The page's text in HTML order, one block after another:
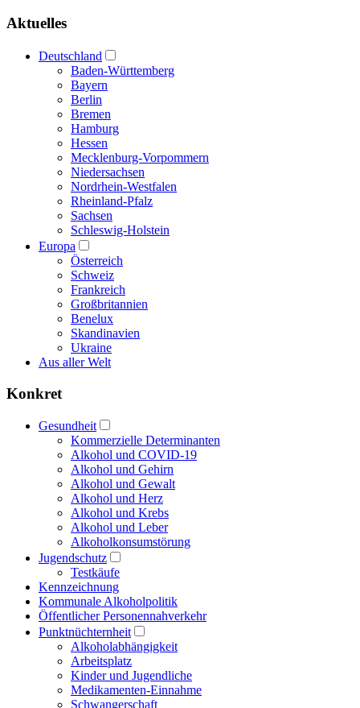
Aktuelles
Deutschland
Baden-Württemberg
Bayern
Berlin
Bremen
Hamburg
Hessen
Mecklenburg-Vorpommern
Niedersachsen
Nordrhein-Westfalen
Rheinland-Pfalz
Sachsen
Schleswig-Holstein
Europa
Österreich
Schweiz
Frankreich
Großbritannien
Benelux
Skandinavien
Ukraine
Aus aller Welt
Konkret
Gesundheit
Kommerzielle Determinanten
Alkohol und COVID-19
Alkohol und Gehirn
Alkohol und Gewalt
Alkohol und Herz
Alkohol und Krebs
Alkohol und Leber
Alkoholkonsumstörung
Jugendschutz
Testkäufe
Kennzeichnung
Kommunale Alkoholpolitik
Öffentlicher Personennahverkehr
Punktnüchternheit
Alkoholabhängigkeit
Arbeitsplatz
Kinder und Jugendliche
Medikamenten-Einnahme
Schwangerschaft